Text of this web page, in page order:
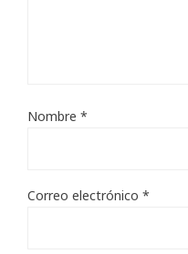
Nombre *
Correo electrónico *